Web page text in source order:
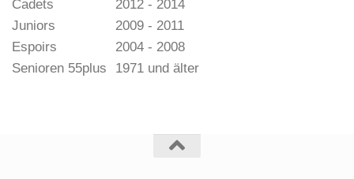
Cadets
2012 - 2014
Juniors
2009 - 2011
Espoirs
2004 - 2008
Senioren 55plus
1971 und älter